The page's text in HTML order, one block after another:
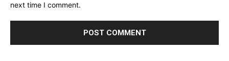
next time I comment.